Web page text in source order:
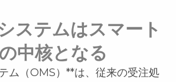
ステムはスマート
中核となる
ム（OMS）**は、従来の受注処